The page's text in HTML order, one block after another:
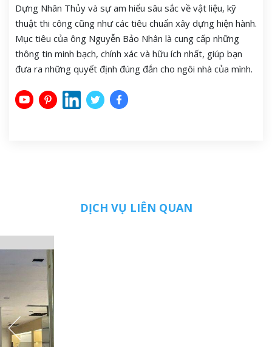
Dựng Nhân Thủy và sự am hiểu sâu sắc về vật liệu, kỹ
thuật thi công cũng như các tiêu chuẩn xây dựng hiện hành.
Mục tiêu của ông Nguyễn Bảo Nhân là cung cấp những
thông tin minh bạch, chính xác và hữu ích nhất, giúp bạn
đưa ra những quyết định đúng đắn cho ngôi nhà của mình.
DỊCH VỤ LIÊN QUAN